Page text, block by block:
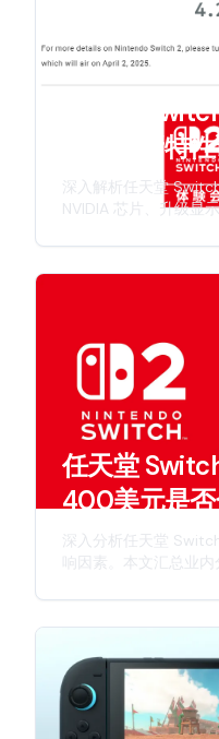
任天堂
格与全新特
深入解析任天堂
NVIDIA 芯片、升级显
及任天堂新一代游戏
任天堂
400美元是
深入分析任天堂
响因素。本文汇总业内